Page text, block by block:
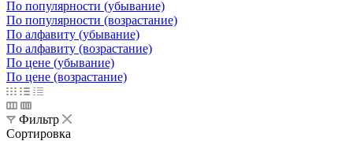
По популярности (убывание)
По популярности (возрастание)
По алфавиту (убывание)
По алфавиту (возрастание)
По цене (убывание)
По цене (возрастание)
Фильтр
Сортировка